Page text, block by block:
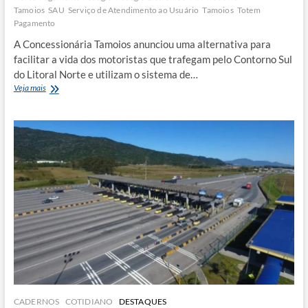
Tamoios SAU Serviço de Atendimento ao Usuário Tamoios Totem
Pagamento
A Concessionária Tamoios anunciou uma alternativa para
facilitar a vida dos motoristas que trafegam pelo Contorno Sul
do Litoral Norte e utilizam o sistema de…
Veja maisTamoios
free
flow
nos
postos
de
atendimento
da
rodovia
CADERNOS COTIDIANO DESTAQUES